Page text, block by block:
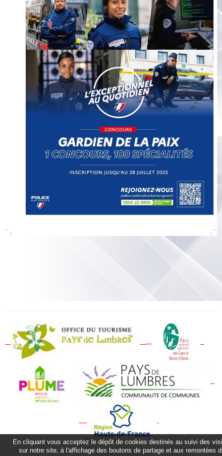
Albums
Vidéos
Contact
Plan vigipirate
En cliquant vous acceptez le dépôt de cookies destinés au suivi des
sur notre site, à l'affichage des boutons de partage et aux remontées